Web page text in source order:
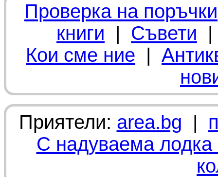
Проверка на поръчки
книги | Съвети
Кои сме ние |
Приятели: area.bg |
С надуваема лодка